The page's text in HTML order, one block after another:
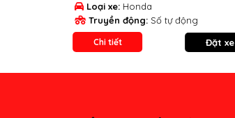
Loại xe: Honda
Truyền động: Số tự động
Chi tiết Đặt xe